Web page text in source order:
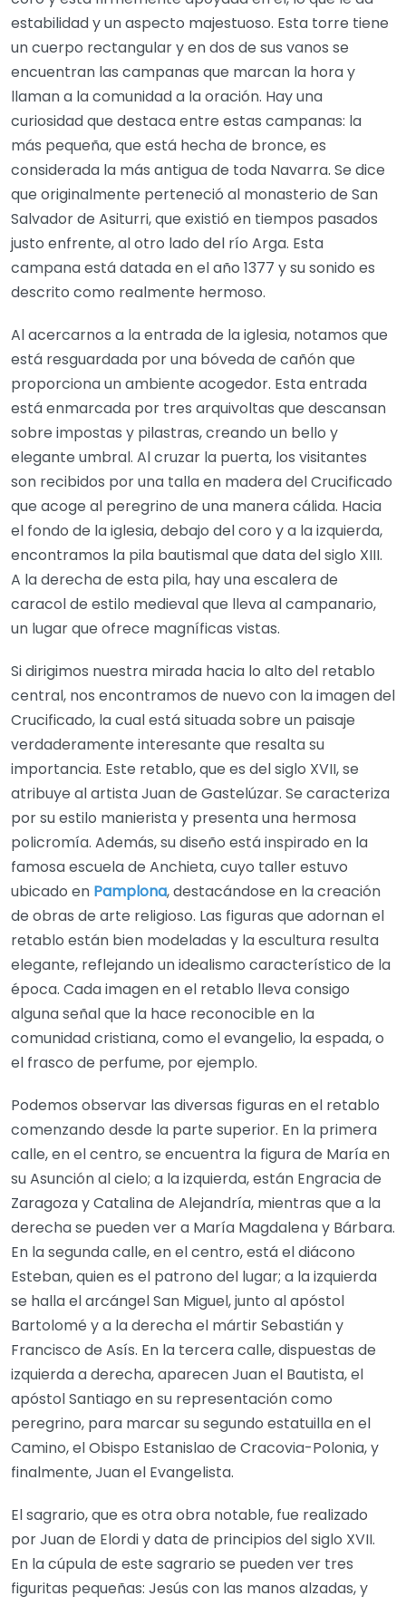
estabilidad y un aspecto majestuoso. Esta torre tiene
un cuerpo rectangular y en dos de sus vanos se
encuentran las campanas que marcan la hora y
llaman a la comunidad a la oración. Hay una
curiosidad que destaca entre estas campanas: la
más pequeña, que está hecha de bronce, es
considerada la más antigua de toda Navarra. Se dice
que originalmente perteneció al monasterio de San
Salvador de Asiturri, que existió en tiempos pasados
justo enfrente, al otro lado del río Arga. Esta
campana está datada en el año 1377 y su sonido es
descrito como realmente hermoso.
Al acercarnos a la entrada de la iglesia, notamos que
está resguardada por una bóveda de cañón que
proporciona un ambiente acogedor. Esta entrada
está enmarcada por tres arquivoltas que descansan
sobre impostas y pilastras, creando un bello y
elegante umbral. Al cruzar la puerta, los visitantes
son recibidos por una talla en madera del Crucificado
que acoge al peregrino de una manera cálida. Hacia
el fondo de la iglesia, debajo del coro y a la izquierda,
encontramos la pila bautismal que data del siglo XIII.
A la derecha de esta pila, hay una escalera de
caracol de estilo medieval que lleva al campanario,
un lugar que ofrece magníficas vistas.
Si dirigimos nuestra mirada hacia lo alto del retablo
central, nos encontramos de nuevo con la imagen del
Crucificado, la cual está situada sobre un paisaje
verdaderamente interesante que resalta su
importancia. Este retablo, que es del siglo XVII, se
atribuye al artista Juan de Gastelúzar. Se caracteriza
por su estilo manierista y presenta una hermosa
policromía. Además, su diseño está inspirado en la
famosa escuela de Anchieta, cuyo taller estuvo
ubicado en Pamplona, destacándose en la creación
de obras de arte religioso. Las figuras que adornan el
retablo están bien modeladas y la escultura resulta
elegante, reflejando un idealismo característico de la
época. Cada imagen en el retablo lleva consigo
alguna señal que la hace reconocible en la
comunidad cristiana, como el evangelio, la espada, o
el frasco de perfume, por ejemplo.
Podemos observar las diversas figuras en el retablo
comenzando desde la parte superior. En la primera
calle, en el centro, se encuentra la figura de María en
su Asunción al cielo; a la izquierda, están Engracia de
Zaragoza y Catalina de Alejandría, mientras que a la
derecha se pueden ver a María Magdalena y Bárbara.
En la segunda calle, en el centro, está el diácono
Esteban, quien es el patrono del lugar; a la izquierda
se halla el arcángel San Miguel, junto al apóstol
Bartolomé y a la derecha el mártir Sebastián y
Francisco de Asís. En la tercera calle, dispuestas de
izquierda a derecha, aparecen Juan el Bautista, el
apóstol Santiago en su representación como
peregrino, para marcar su segundo estatuilla en el
Camino, el Obispo Estanislao de Cracovia-Polonia, y
finalmente, Juan el Evangelista.
El sagrario, que es otra obra notable, fue realizado
por Juan de Elordi y data de principios del siglo XVII.
En la cúpula de este sagrario se pueden ver tres
figuritas pequeñas: Jesús con las manos alzadas, y